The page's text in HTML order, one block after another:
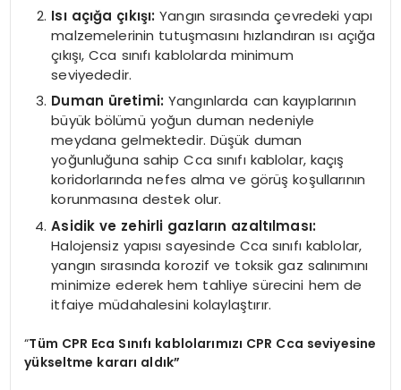
Isı açığa çıkışı: Yangın sırasında çevredeki yapı
malzemelerinin tutuşmasını hızlandıran ısı açığa
çıkışı, Cca sınıfı kablolarda minimum
seviyededir.
Duman üretimi: Yangınlarda can kayıplarının
büyük bölümü yoğun duman nedeniyle
meydana gelmektedir. Düşük duman
yoğunluğuna sahip Cca sınıfı kablolar, kaçış
koridorlarında nefes alma ve görüş koşullarının
korunmasına destek olur.
Asidik ve zehirli gazların azaltılması:
Halojensiz yapısı sayesinde Cca sınıfı kablolar,
yangın sırasında korozif ve toksik gaz salınımını
minimize ederek hem tahliye sürecini hem de
itfaiye müdahalesini kolaylaştırır.
“Tüm CPR Eca Sınıfı kablolarımızı CPR Cca seviyesine
yükseltme kararı aldık”